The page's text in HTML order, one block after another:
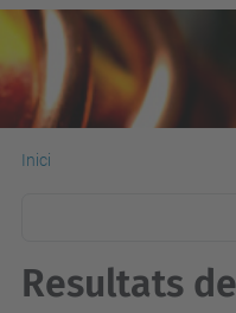
Inici
Resultats